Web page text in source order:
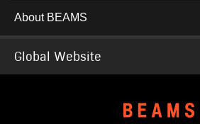
About BEAMS
Global Website